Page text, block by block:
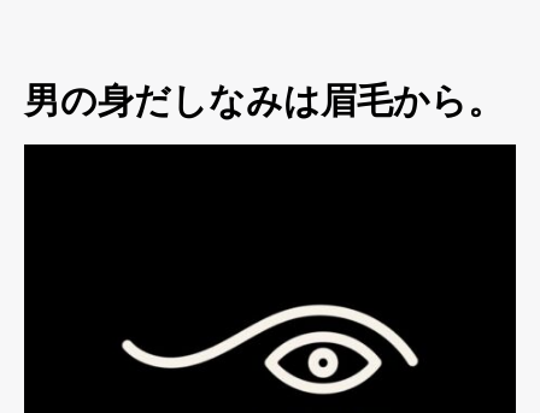
男の身だしなみは眉毛から。